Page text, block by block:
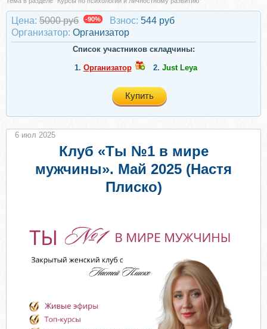
Цена: 5000 руб -90% Взнос: 544 руб
Организатор: Организатор
Список участников складчины:
1. Организатор 2. Just Leya
Купить
Клуб «Ты №1 в мире
мужчины». Май 2025 (Настя
Плиско)
6 июл 2025